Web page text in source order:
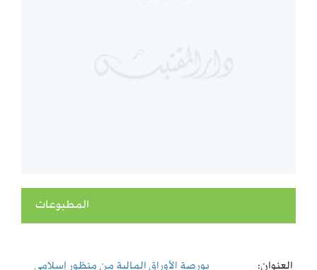
المطبوعات
العنوان: بورصة الأوراق المالية من منظور إسلامي